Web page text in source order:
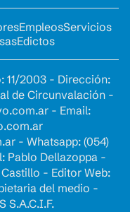
EmpleosServicios
Edictos
11/2003 - Dirección:
de Circunvalación -
- Email:
- Whatsapp: (054)
Pablo Dellazoppa -
- Editor Web:
del medio -
S.A.C.I.F.